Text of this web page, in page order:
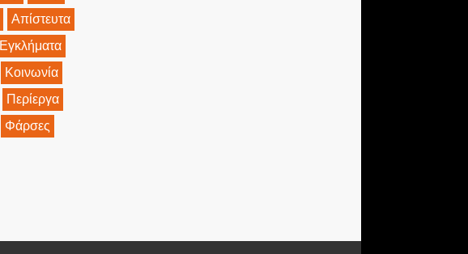
Απίστευτα
Εγκλήματα
Κοινωνία
Περίεργα
Φάρσες